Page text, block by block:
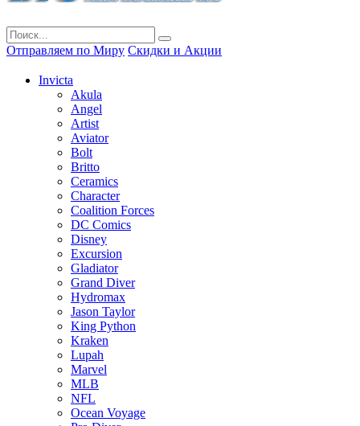
Отправляем по Миру Скидки и Акции
Invicta
Akula
Angel
Artist
Aviator
Bolt
Britto
Ceramics
Character
Coalition Forces
DC Comics
Disney
Excursion
Gladiator
Grand Diver
Hydromax
Jason Taylor
King Python
Kraken
Lupah
Marvel
MLB
NFL
Ocean Voyage